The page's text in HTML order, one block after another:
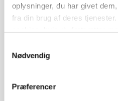
oplysninger, du har givet
fra din brug af deres
Nødvendig
Præferencer
PLANTER
skadedyrsrisici